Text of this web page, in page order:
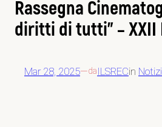
Rassegna
diritti di tutti” – XXII
Mar 28, 2025—daILSRECin